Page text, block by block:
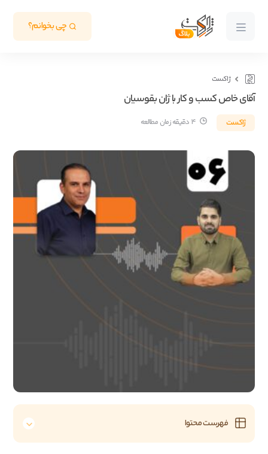
چی بخوانم؟
ژاکست
آقای خاص کسب و کار با ژان بقوسیان
ژاکست 4 دقیقه زمان مطالعه
فهرست محتوا